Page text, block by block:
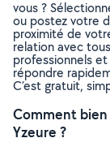
vous ?
ou postez votre
proximité de
relation avec
professionnels
répondre
C’est gratuit,
Comment
Yzeure ?